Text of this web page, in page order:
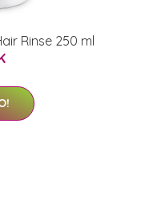
Rinse 250 ml